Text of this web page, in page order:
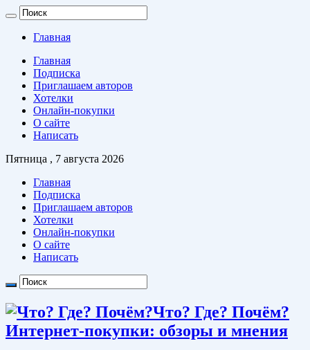
Главная
Главная
Подписка
Приглашаем авторов
Хотелки
Онлайн-покупки
О сайте
Написать
Пятница , 7 августа 2026
Главная
Подписка
Приглашаем авторов
Хотелки
Онлайн-покупки
О сайте
Написать
Что? Где? Почём?
Интернет-покупки: обзоры и мнения